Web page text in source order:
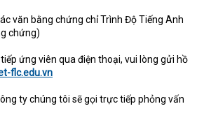
văn bằng chứng chỉ Trình Độ Tiếng Anh
chứng)
ứng viên qua điện thoại, vui lòng gửi hồ
flc.edu.vn
ty chúng tôi sẽ gọi trực tiếp phỏng vấn